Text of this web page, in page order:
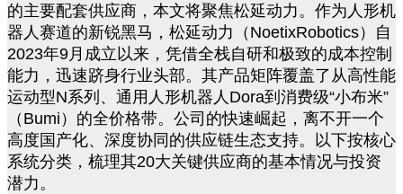
的主要配套供应商，本文将聚焦松延动力。作为人形机
器人赛道的新锐黑马，松延动力（NoetixRobotics）自
2023年9月成立以来，凭借全栈自研和极致的成本控制
能力，迅速跻身行业头部。其产品矩阵覆盖了从高性能
运动型N系列、通用人形机器人Dora到消费级“小布米”
（Bumi）的全价格带。公司的快速崛起，离不开一个
高度国产化、深度协同的供应链生态支持。以下按核心
系统分类，梳理其20大关键供应商的基本情况与投资
潜力。